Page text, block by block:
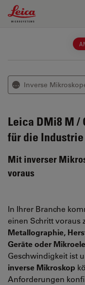
Leica Microsystems
⋯ Inverse
Leica DMi8 M /
für die Industrie
Mit inverser
voraus
In Ihrer Branche
einen Schritt voraus
Metallographie,
Geräte oder
Geschwindigkeit ist
inverse Mikroskop
Anforderungen